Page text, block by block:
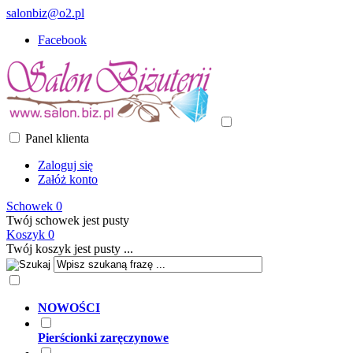
salonbiz@o2.pl
Facebook
Panel klienta
Zaloguj się
Załóż konto
Schowek 0
Twój schowek jest pusty
Koszyk 0
Twój koszyk jest pusty ...
NOWOŚCI
Pierścionki zaręczynowe